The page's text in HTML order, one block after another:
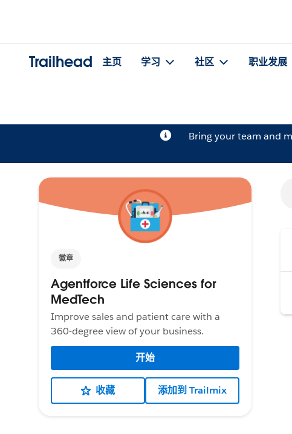
Trailhead 主页 学习 社区 职业发展
Bring your team and
徽章
Agentforce Life Sciences for
MedTech
Improve sales and patient care with a
360-degree view of your business.
开始
收藏 添加到 Trailmix